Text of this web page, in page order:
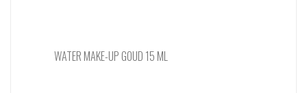
WATER MAKE-UP GOUD 15 ML